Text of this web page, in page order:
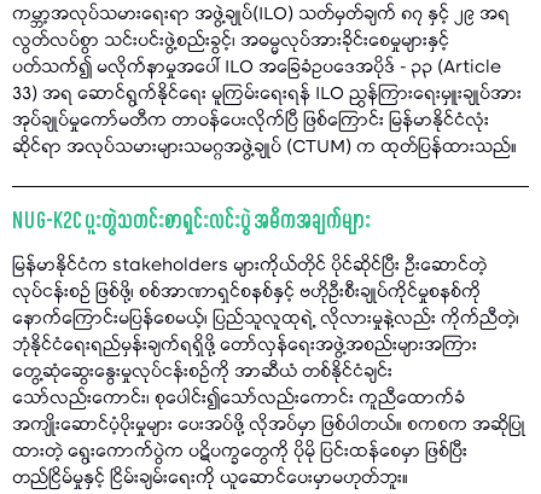
ကမ္ဘာ့အလုပ်သမားရေးရာ အဖွဲ့ချုပ်(ILO) သတ်မှတ်ချက် ၈၇ နှင့် ၂၉ အရ
လွတ်လပ်စွာ သင်းပင်းဖွဲ့စည်းခွင့်၊ အဓမ္မလုပ်အားခိုင်းစေမှုများနှင့်
ပတ်သက်၍ မလိုက်နာမှုအပေါ် ILO အခြေခံဥပဒေအပိုဒ် - ၃၃ (Article
33) အရ ဆောင်ရွက်နိုင်ရေး မူကြမ်းရေးရန် ILO ညွှန်ကြားရေးမှူးချုပ်အား
အုပ်ချုပ်မှုကော်မတီက တာဝန်ပေးလိုက်ပြီ ဖြစ်ကြောင်း မြန်မာနိုင်ငံလုံး
ဆိုင်ရာ အလုပ်သမားများသမဂ္ဂအဖွဲ့ချုပ် (CTUM) က ထုတ်ပြန်ထားသည်။
NUG-K2C ပူးတွဲသတင်းစာရှင်းလင်းပွဲ အဓိကအချက်များ
မြန်မာနိုင်ငံက stakeholders များကိုယ်တိုင် ပိုင်ဆိုင်ပြီး ဦးဆောင်တဲ့
လုပ်ငန်းစဉ် ဖြစ်ဖို့၊ စစ်အာဏာရှင်စနစ်နှင့် ဗဟိုဦးစီးချုပ်ကိုင်မှုစနစ်ကို
နောက်ကြောင်းမပြန်စေမယ့်၊ ပြည်သူလူထုရဲ့ လိုလားမှုနဲ့လည်း ကိုက်ညီတဲ့၊
ဘုံနိုင်ငံရေးရည်မှန်းချက်ရရှိဖို့ တော်လှန်ရေးအဖွဲ့အစည်းများအကြား
တွေ့ဆုံဆွေးနွေးမှုလုပ်ငန်းစဥ်ကို အာဆီယံ တစ်နိုင်ငံချင်း
သော်လည်းကောင်း၊ စုပေါင်း၍သော်လည်းကောင်း ကူညီထောက်ခံ
အကျိုးဆောင်ပံ့ပိုးမှုများ ပေးအပ်ဖို့ လိုအပ်မှာ ဖြစ်ပါတယ်။ စကစက အဆိုပြု
ထားတဲ့ ရွေးကောက်ပွဲက ပဋိပက္ခတွေကို ပိုမို ပြင်းထန်စေမှာ ဖြစ်ပြီး
တည်ငြိမ်မှုနှင့် ငြိမ်းချမ်းရေးကို ယူဆောင်ပေးမှာမဟုတ်ဘူး။